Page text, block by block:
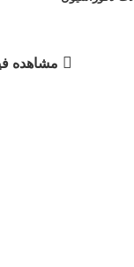
مشاهده